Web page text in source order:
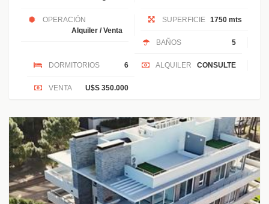
OPERACIÓN
Alquiler / Venta
SUPERFICIE 1750 mts
BAÑOS 5
DORMITORIOS 6 ALQUILER CONSULTE
VENTA U$S 350.000